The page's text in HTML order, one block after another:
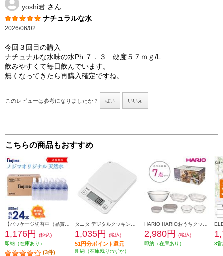
yoshi君 さん
ナチュラルな水
2026/06/02
今回３回目の購入
ナチュナルな水味の水Ph.７．３ 硬度５７ｍｇ/L
飲みやすくて毎日飲んでいます。
無くなってきたら再購入確定ですね。
このレビューは参考になりましたか？ はい いいえ
こちらの商品もおすすめ
1,176円
(税込)
即納（在庫あり）
(3件)
1,035円 (税込)
51円分ポイント還元
即納（在庫残りわずか）
2,980円
(税込)
即納（在庫あり）
3営